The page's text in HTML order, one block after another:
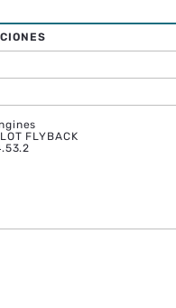
FLYBACK